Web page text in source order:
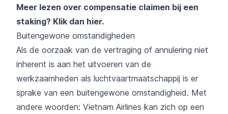
Meer lezen over compensatie claimen bij een
staking? Klik dan hier.
Buitengewone omstandigheden
Als de oorzaak van de vertraging of annulering niet
inherent is aan het uitvoeren van de
werkzaamheden als luchtvaartmaatschappij is er
sprake van een buitengewone omstandigheid. Met
andere woorden: Vietnam Airlines kan zich op een